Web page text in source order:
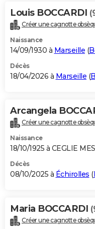
Alimentation
Guide de la santé
Maladies
Médicaments
Sommeil
VOYAGE
Destinations
City break
Voyage nature
Voyage de noces
Forum
Climat
+PHOTO
GUIDES D'ACHAT
BONS PLANS
Carte de Noël
Carte Bonne année
Carte Saint-Valentin
Carte Pâques
Carte d'anniversaire
DICTIONNAIRE
Dictionnaire
Biographies
Citations
Expressions
Proverbes
PROGRAMME TV
S'inscrire
Se connecter
Lycées
Collèges
Primaires
Universités
Entreprises
Service militaire
Avis de recherche
AVIS DE DÉCÈS
Bricolage
Lifestyle
Culture
Sport
Auto
Television
Voyage
Cinema
Louis BOCCARDI
Créer une cagnotte
Naissance
14/09/1930 à Marseille (
Décès
18/04/2026 à Marseille (
Arcangela
Créer une cagnotte
Naissance
18/10/1925 à CEGLIE
Décès
08/10/2025 à Échirolles (
Maria BOCCARDI
Créer une cagnotte